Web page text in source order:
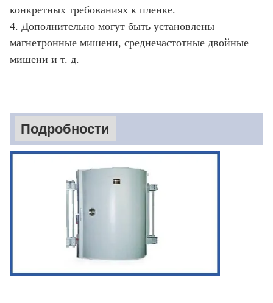
конкретных требованиях к пленке.
4. Дополнительно могут быть установлены
магнетронные мишени, среднечастотные двойные
мишени и т. д.
Подробности